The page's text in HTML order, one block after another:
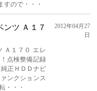
すので・・・
ンツ Ａ１７
Ａ１７０ エレ
点検整備記録
正ＨＤＤナビ
ンクションス
・・・
2012年04月27
日